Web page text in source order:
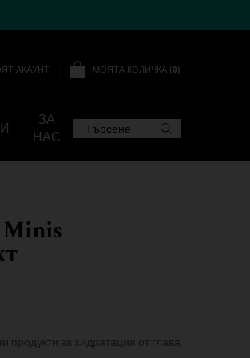
АКАУНТ МОЯТА КОЛИЧКА 0
0 ПРОДУКТ
ЗА
НАС
Търсене
за хидратация от глава